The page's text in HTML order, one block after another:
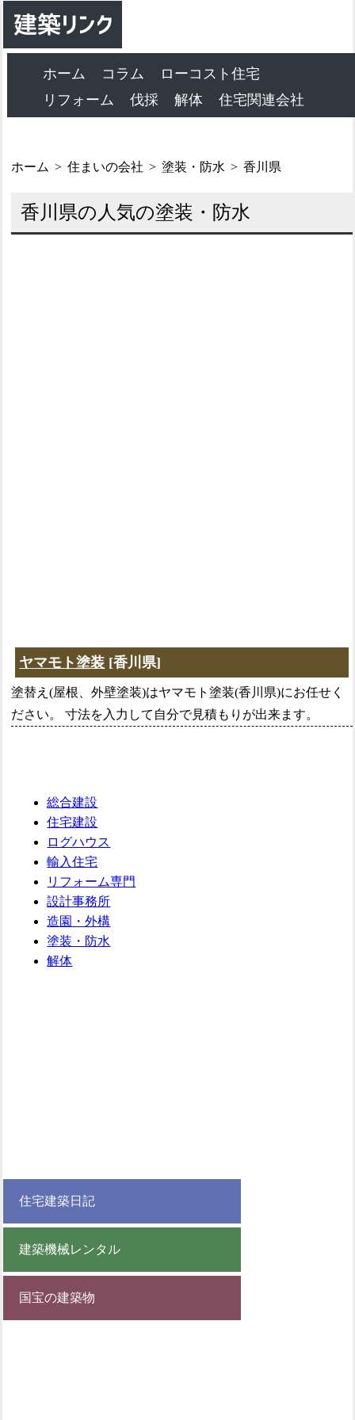
ホーム コラム
ローコスト住宅
リフォーム
伐採 解体 住宅関連会社
ホーム 住まいの会社 塗装・防水 香川県
香川県の人気の塗装・防水
ヤマモト塗装 [香川県]
塗替え(屋根、外壁塗装)はヤマモト塗装(香川県)にお任せく
ださい。 寸法を入力して自分で見積もりが出来ます。
総合建設
住宅建設
ログハウス
輸入住宅
リフォーム専門
設計事務所
造園・外構
塗装・防水
解体
住宅建築日記
建築機械レンタル
国宝の建築物